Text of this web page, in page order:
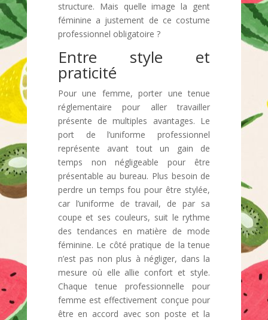
structure. Mais quelle image la gent
féminine a justement de ce costume
professionnel obligatoire ?
Entre style et
praticité
Pour une femme, porter une tenue
réglementaire pour aller travailler
présente de multiples avantages. Le
port de l’uniforme professionnel
représente avant tout un gain de
temps non négligeable pour être
présentable au bureau. Plus besoin de
perdre un temps fou pour être stylée,
car l’uniforme de travail, de par sa
coupe et ses couleurs, suit le rythme
des tendances en matière de mode
féminine. Le côté pratique de la tenue
n’est pas non plus à négliger, dans la
mesure où elle allie confort et style.
Chaque tenue professionnelle pour
femme est effectivement conçue pour
être en accord avec son poste et la